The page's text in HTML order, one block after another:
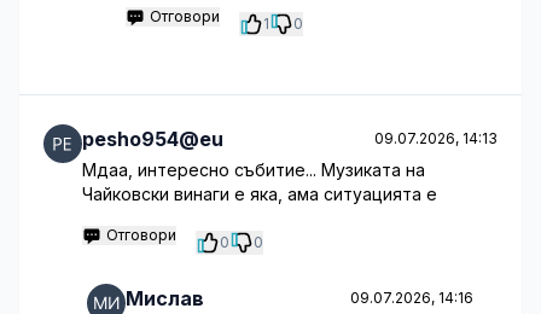
Отговори 1 0
pesho954@eu 09.07.2026, 14:13
Мдаа, интересно събитие... Музиката на
Чайковски винаги е яка, ама ситуацията е
Отговори 0 0
Мислав 09.07.2026, 14:16